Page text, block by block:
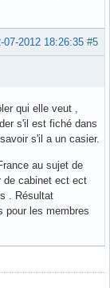
#5
07-2012 18:26:35
qui elle veut ,
s'il est fiché dans
s'il a un casier.
au sujet de
de cabinet ect ect
. Résultat
pour les membres